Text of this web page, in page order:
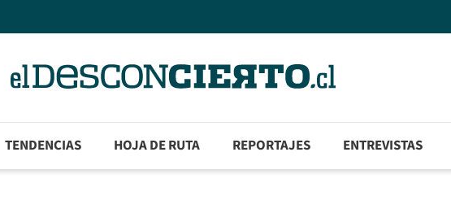
TENDENCIAS HOJA DE RUTA REPORTAJES ENTREVISTAS